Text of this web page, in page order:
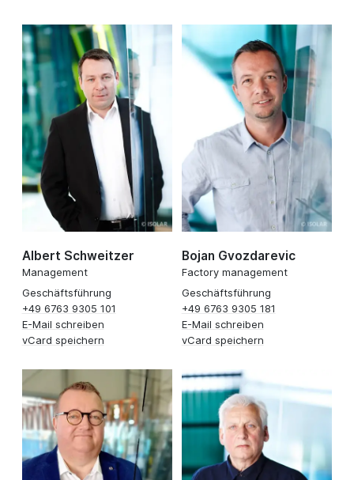
Albert Schweitzer
Management
Geschäftsführung
+49 6763 9305 101
E-Mail schreiben
vCard speichern
Bojan Gvozdarevic
Factory management
Geschäftsführung
+49 6763 9305 181
E-Mail schreiben
vCard speichern